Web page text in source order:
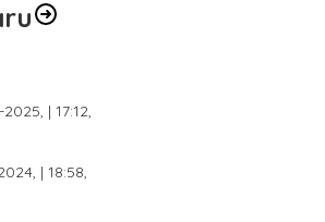
| 17:12,
| 18:58,